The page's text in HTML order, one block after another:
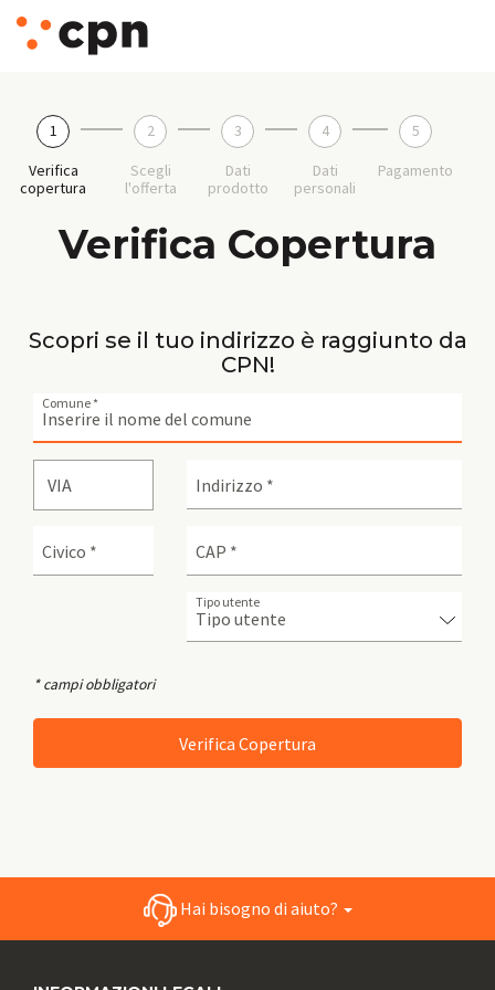
1
Verifica
copertura
2
Scegli
l'offerta
3
Dati
prodotto
4
Dati
personali
5
Pagamento
Verifica Copertura
Scopri se il tuo indirizzo è raggiunto da
CPN!
Comune *
VIA Indirizzo *
Civico * CAP *
Tipo utente
* campi obbligatori
Hai bisogno di aiuto?